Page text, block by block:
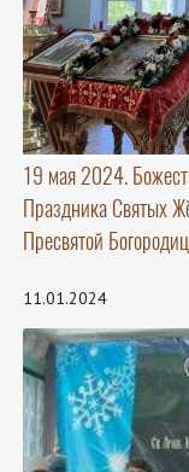
19 мая 2024.
Праздника Святых
Пресвятой
11.01.2024